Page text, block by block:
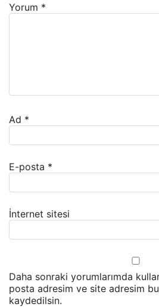
Yorum *
Ad *
E-posta *
İnternet sitesi
Daha sonraki yorumlarımda
posta adresim ve site adresim bu
kaydedilsin.